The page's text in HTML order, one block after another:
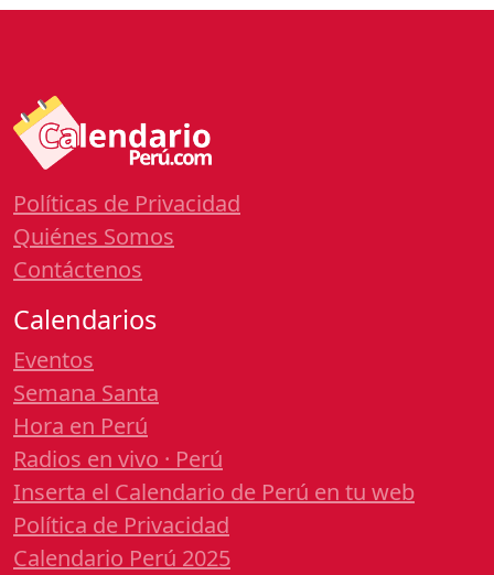
Políticas de Privacidad
Quiénes Somos
Contáctenos
Calendarios
Eventos
Semana Santa
Hora en Perú
Radios en vivo · Perú
Inserta el Calendario de Perú en tu web
Política de Privacidad
Calendario Perú 2025